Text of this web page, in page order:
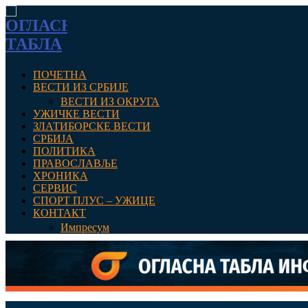
ПОЧЕТНА
ВЕСТИ ИЗ СРБИЈЕ
ВЕСТИ ИЗ ОКРУГА
УЖИЧКЕ ВЕСТИ
ЗЛАТИБОРСКЕ ВЕСТИ
СРБИЈА
ПОЛИТИКА
ПРАВОСЛАВЉЕ
ХРОНИКА
СЕРВИС
СПОРТ ПЛУС – УЖИЦЕ
КОНТАКТ
Импресум